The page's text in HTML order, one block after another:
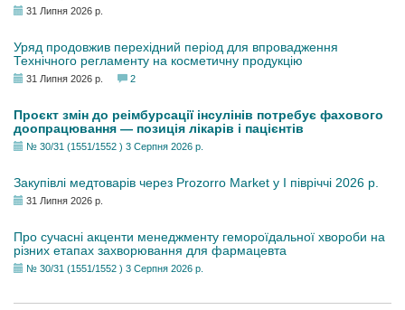
31 Липня 2026 р.
Уряд продовжив перехідний період для впровадження
Технічного регламенту на косметичну продукцію
31 Липня 2026 р. 2
Проєкт змін до реімбурсації інсулінів потребує фахового
доопрацювання — позиція лікарів і пацієнтів
№ 30/31 (1551/1552 ) 3 Серпня 2026 р.
Закупівлі медтоварів через Prozorro Market у I півріччі 2026 р.
31 Липня 2026 р.
Про сучасні акценти менеджменту гемороїдальної хвороби на
різних етапах захворювання для фармацевта
№ 30/31 (1551/1552 ) 3 Серпня 2026 р.